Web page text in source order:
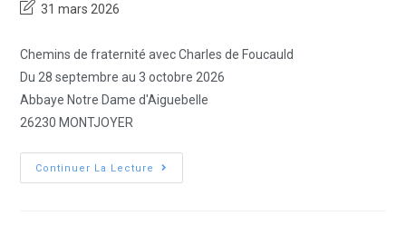
31 mars 2026
Chemins de fraternité avec Charles de Foucauld
Du 28 septembre au 3 octobre 2026
Abbaye Notre Dame d'Aiguebelle
26230 MONTJOYER
Continuer La Lecture